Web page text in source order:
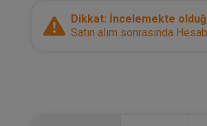
Dikkat: İncelemekte
Satın alım sonrasında